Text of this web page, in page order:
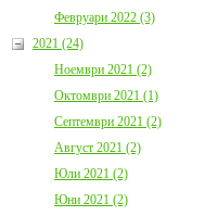
Февруари 2022 (3)
2021 (24)
Ноември 2021 (2)
Октомври 2021 (1)
Септември 2021 (2)
Август 2021 (2)
Юли 2021 (2)
Юни 2021 (2)